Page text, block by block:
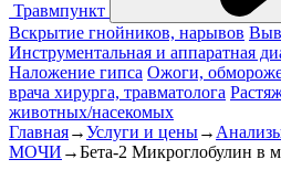
Травмпункт
Вскрытие гнойников, нарывов
Инструментальная и аппаратная
Наложение гипса Ожоги,
врача хирурга, травматолога
животных/насекомых
Главная→Услуги и цены→
МОЧИ →Бета-2 Микроглобулин в